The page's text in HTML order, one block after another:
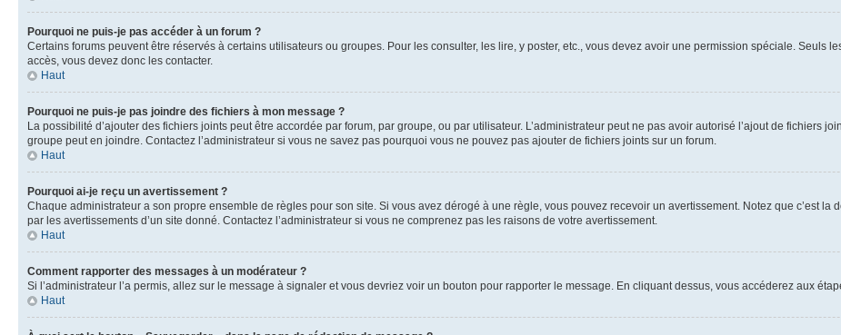
Pourquoi ne puis-je pas accéder à un forum ?
Certains forums peuvent être réservés à certains utilisateurs ou groupes. Pour les consulter, les lire, y poster, etc., vous devez avoir une permission spéciale. Seuls
accès, vous devez donc les contacter.
Haut
Pourquoi ne puis-je pas joindre des fichiers à mon message ?
La possibilité d’ajouter des fichiers joints peut être accordée par forum, par groupe, ou par utilisateur. L’administrateur peut ne pas avoir autorisé l’ajout de fichiers
groupe peut en joindre. Contactez l’administrateur si vous ne savez pas pourquoi vous ne pouvez pas ajouter de fichiers joints sur un forum.
Haut
Pourquoi ai-je reçu un avertissement ?
Chaque administrateur a son propre ensemble de règles pour son site. Si vous avez dérogé à une règle, vous pouvez recevoir un avertissement. Notez que c’est la
par les avertissements d’un site donné. Contactez l’administrateur si vous ne comprenez pas les raisons de votre avertissement.
Haut
Comment rapporter des messages à un modérateur ?
Si l’administrateur l’a permis, allez sur le message à signaler et vous devriez voir un bouton pour rapporter le message. En cliquant dessus, vous accéderez aux
Haut